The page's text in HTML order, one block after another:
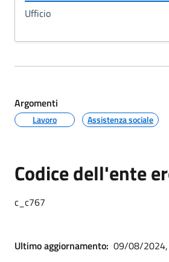
Ufficio
Argomenti
Lavoro Assistenza sociale
Codice dell'ente
c_c767
Ultimo aggiornamento: 09/08/